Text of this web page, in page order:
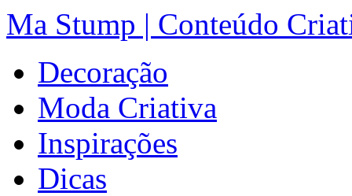
Ma Stump | Conteúdo
Decoração
Moda Criativa
Inspirações
Dicas